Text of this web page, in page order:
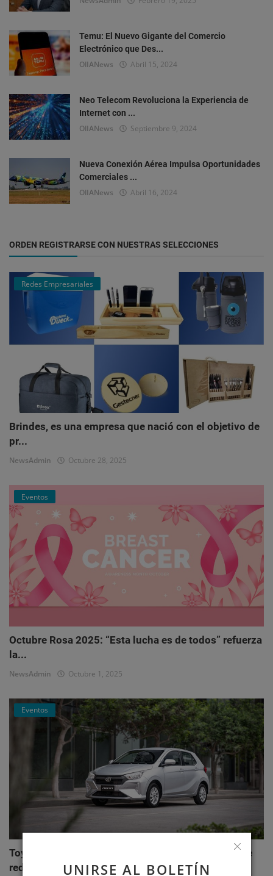
UNIRSE AL BOLETÍN
Temu: El Nuevo Gigante del Comercio
Electrónico que Des...
OlIANews Abril 15, 2024
Neo Telecom Revoluciona la Experiencia de
Internet con ...
OlIANews Septiembre 9, 2024
Nueva Conexión Aérea Impulsa Oportunidades
Comerciales ...
OlIANews Abril 16, 2024
ORDEN REGISTRARSE CON NUESTRAS SELECCIONES
Redes Empresariales
Brindes, es una empresa que nació con el objetivo de
pr...
NewsAdmin Octubre 28, 2025
Eventos
Octubre Rosa 2025: “Esta lucha es de todos” refuerza
la...
NewsAdmin Octubre 1, 2025
Eventos
Toyota AGYA: el nuevo hatchback de Toyotoshi que
redefi...